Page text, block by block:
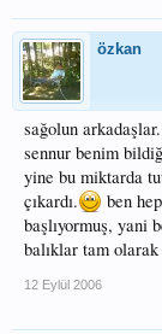
özkan
sağolun arkadaşlar.
sennur benim
yine bu miktarda
çıkardı.
ben
başlıyormuş, yani
balıklar tam
12 Eylül 2006